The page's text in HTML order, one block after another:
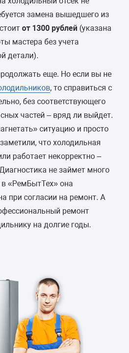
замена вышедшего из
от 1300 рублей (указана
мастера без учета
детали).
еще. Но если вы не
, то справиться с
без соответствующего
частей – вряд ли выйдет.
ситуацию и просто
что холодильная
работает некорректно –
не займет много
«РемБытТех» она
при согласии на ремонт. А
ремонт
на долгие годы.